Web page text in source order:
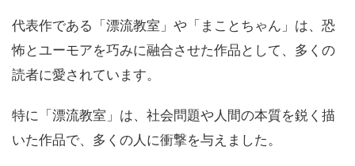
代表作である「漂流教室」や「まことちゃん」は、恐
怖とユーモアを巧みに融合させた作品として、多くの
読者に愛されています。
特に「漂流教室」は、社会問題や人間の本質を鋭く描
いた作品で、多くの人に衝撃を与えました。